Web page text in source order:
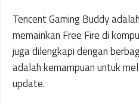
Tencent Gaming Buddy
memainkan Free Fire di
juga dilengkapi dengan
adalah kemampuan untuk
update.